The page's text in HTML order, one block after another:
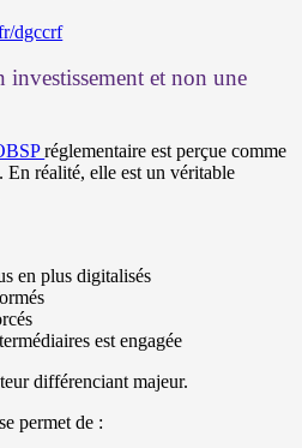
dgccrf
et non une
réglementaire est perçue comme
réalité, elle est un véritable
en plus digitalisés
est engagée
différenciant majeur.
permet de :